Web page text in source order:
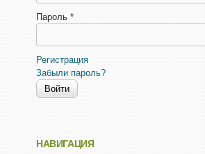
Пароль *
Регистрация
Забыли пароль?
НАВИГАЦИЯ